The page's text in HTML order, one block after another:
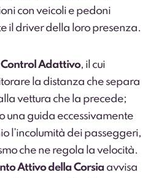
con veicoli e pedoni
il driver della loro presenza.
Control Adattivo, il cui
la distanza che separa
vettura che la precede;
una guida eccessivamente
l’incolumità dei passeggeri,
che ne regola la velocità.
Attivo della Corsia avvisa